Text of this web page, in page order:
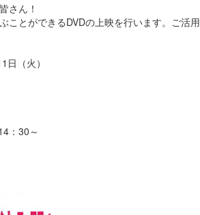
さん！
ことができるDVDの上映を行います。ご活用
（火）
30～